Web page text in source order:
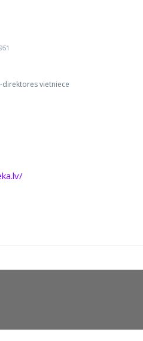
vietniece